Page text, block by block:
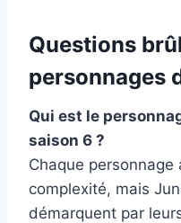
Questions
personnages
Qui est le
saison 6 ?
Chaque
complexité, mais
démarquent par